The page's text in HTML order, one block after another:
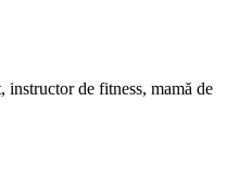
instructor de fitness, mamă de